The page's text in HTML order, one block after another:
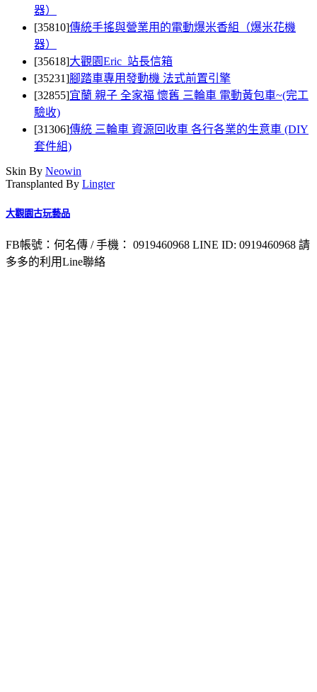
器）
[35810]傳統手搖與營業用的電動爆米香組（爆米花機
器）
[35618]大觀園Eric 站長信箱
[35231]腳踏車專用發動機 法式前置引擎
[32855]宜蘭 親子 全家福 懷舊 三輪車 電動黃包車~(完工
驗收)
[31306]傳統 三輪車 資源回收車 各行各業的生意車 (DIY
套件組)
Skin By Neowin
Transplanted By Lingter
大觀園古玩藝品
FB帳號：何名傳 / 手機： 0919460968 LINE ID: 0919460968 請
多多的利用Line聯絡